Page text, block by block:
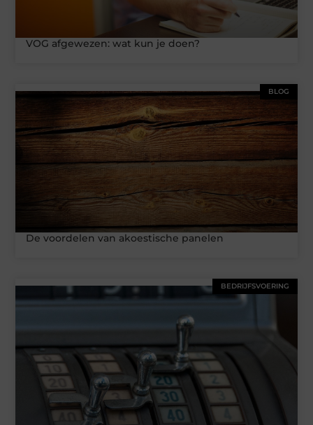
VOG afgewezen: wat kun je doen?
BLOG
De voordelen van akoestische panelen
BEDRIJFSVOERING